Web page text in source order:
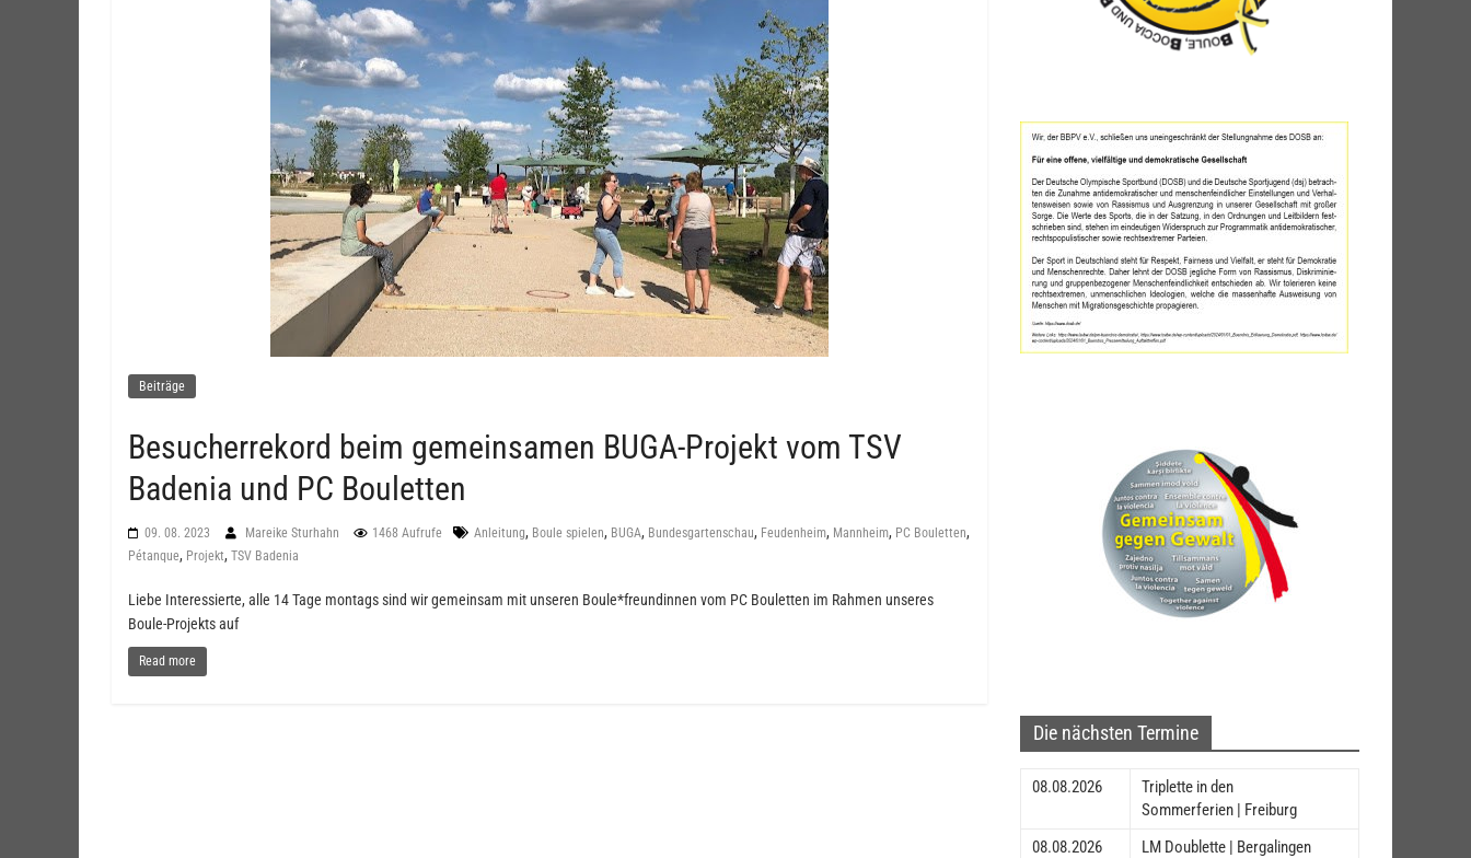
Beiträge
Besucherrekord beim gemeinsamen BUGA-Projekt vom TSV
Badenia und PC Bouletten
09. 08. 2023 Mareike Sturhahn 1468 Aufrufe Anleitung, Boule spielen, BUGA, Bundesgartenschau, Feudenheim, Mannheim, PC Bouletten,
Pétanque, Projekt, TSV Badenia
Liebe Interessierte, alle 14 Tage montags sind wir gemeinsam mit unseren Boule*freundinnen vom PC Bouletten im Rahmen unseres
Boule-Projekts auf
Read more
Die nächsten Termine
08.08.2026
Triplette in den
Sommerferien | Freiburg
08.08.2026
LM Doublette | Bergalingen